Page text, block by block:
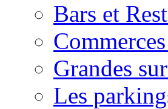
Bars et
Grandes
Les